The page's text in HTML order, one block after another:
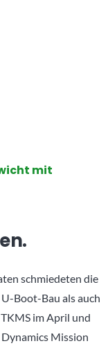
mit
schmiedeten die
Boot-Bau als auch
im April und
Mission